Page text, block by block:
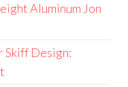
Aluminum Jon
Design: